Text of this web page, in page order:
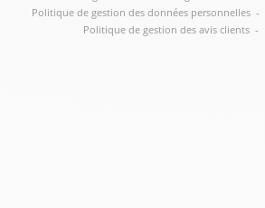
Politique de gestion des données personnelles -
Politique de gestion des avis clients -